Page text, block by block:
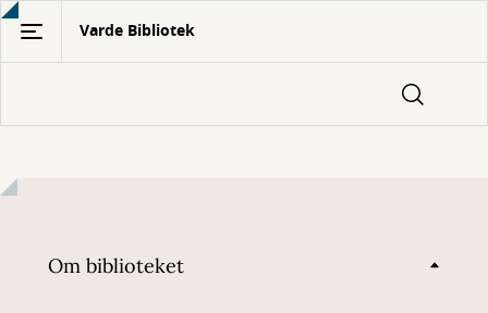
Gå
hovedindhold
Varde Bibliotek
Om biblioteket